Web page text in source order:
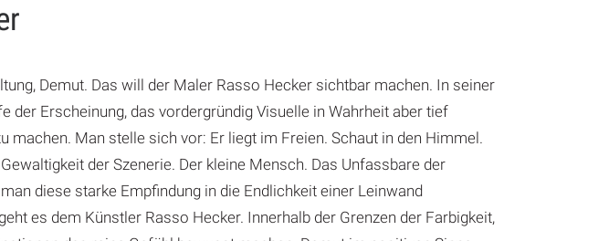
Demut. Das will der Maler Rasso Hecker sichtbar machen. In seiner
der Erscheinung, das vordergründig Visuelle in Wahrheit aber tief
machen. Man stelle sich vor: Er liegt im Freien. Schaut in den Himmel.
der Szenerie. Der kleine Mensch. Das Unfassbare der
diese starke Empfindung in die Endlichkeit einer Leinwand
es dem Künstler Rasso Hecker. Innerhalb der Grenzen der Farbigkeit,